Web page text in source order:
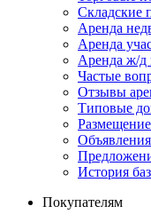
Складские
Аренда
Аренда
Аренда ж/д
Частые
Отзывы
Типовые
История
Покупателям